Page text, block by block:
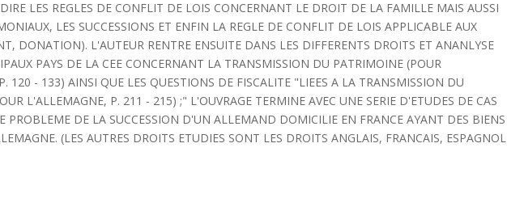
LES REGLES DE CONFLIT DE LOIS CONCERNANT LE DROIT DE LA FAMILLE MAIS AUSSI
LES SUCCESSIONS ET ENFIN LA REGLE DE CONFLIT DE LOIS APPLICABLE AUX
DONATION). L'AUTEUR RENTRE ENSUITE DANS LES DIFFERENTS DROITS ET ANANLYSE
PAYS DE LA CEE CONCERNANT LA TRANSMISSION DU PATRIMOINE (POUR
120 - 133) AINSI QUE LES QUESTIONS DE FISCALITE "LIEES A LA TRANSMISSION DU
L'ALLEMAGNE, P. 211 - 215) ;" L'OUVRAGE TERMINE AVEC UNE SERIE D'ETUDES DE CAS
PROBLEME DE LA SUCCESSION D'UN ALLEMAND DOMICILIE EN FRANCE AYANT DES BIENS
(LES AUTRES DROITS ETUDIES SONT LES DROITS ANGLAIS, FRANCAIS, ESPAGNOL